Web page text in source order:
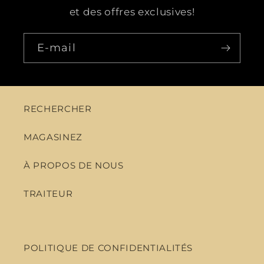
et des offres exclusives!
E-mail
RECHERCHER
MAGASINEZ
À PROPOS DE NOUS
TRAITEUR
POLITIQUE DE CONFIDENTIALITÉS